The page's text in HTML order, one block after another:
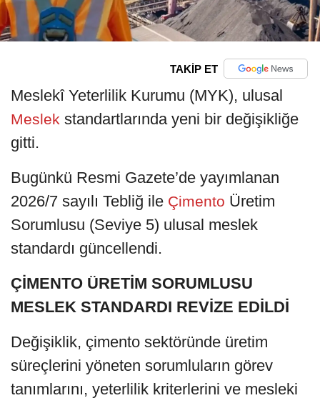
TAKİP ET
Meslekî Yeterlilik Kurumu (MYK), ulusal
Meslek standartlarında yeni bir değişikliğe
gitti.
Bugünkü Resmi Gazete’de yayımlanan
2026/7 sayılı Tebliğ ile Çimento Üretim
Sorumlusu (Seviye 5) ulusal meslek
standardı güncellendi.
ÇİMENTO ÜRETİM SORUMLUSU
MESLEK STANDARDI REVİZE EDİLDİ
Değişiklik, çimento sektöründe üretim
süreçlerini yöneten sorumluların görev
tanımlarını, yeterlilik kriterlerini ve mesleki